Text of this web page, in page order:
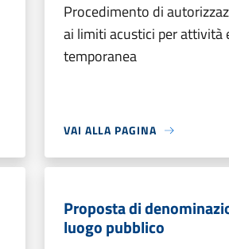
Procedimento di
ai limiti acustici per attività
temporanea
VAI ALLA PAGINA
Proposta di
luogo pubblico